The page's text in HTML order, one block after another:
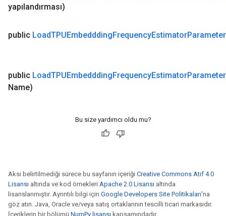
yapılandırması)
public LoadTPUEmbedddingFrequencyEstimator
public LoadTPUEmbedddingFrequencyEstimator
Name)
Bu size yardımcı oldu mu?
Aksi belirtilmediği sürece bu sayfanın içeriği Creative Commons Atıf 4.0
Lisansı altında ve kod örnekleri Apache 2.0 Lisansı altında
lisanslanmıştır. Ayrıntılı bilgi için Google Developers Site Politikaları'na
göz atın. Java, Oracle ve/veya satış ortaklarının tescilli ticari markasıdır.
İçeriklerin bir bölümü NumPy lisansı kapsamındadır.